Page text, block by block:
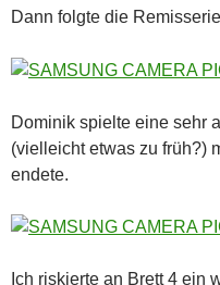
Dann folgte die
Dominik spielte eine sehr
(vielleicht etwas zu früh?)
endete.
Ich riskierte an Brett 4 ein